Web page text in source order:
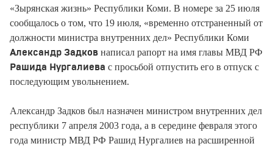
«Зырянская жизнь» Республики Коми. В номере за 25 июля
сообщалось о том, что 19 июля, «временно отстраненный от
должности министра внутренних дел» Республики Коми
Александр Задков написал рапорт на имя главы МВД РФ
Рашида Нургалиева с просьбой отпустить его в отпуск с
последующим увольнением.
Александр Задков был назначен министром внутренних дел
республики 7 апреля 2003 года, а в середине февраля этого
года министр МВД РФ Рашид Нургалиев на расширенной